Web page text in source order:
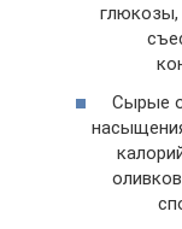
глюкозы,
Сырые